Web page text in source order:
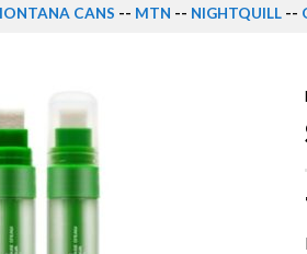
CANS -- MTN -- NIGHTQUILL --